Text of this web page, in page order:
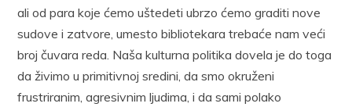
ali od para koje ćemo uštedeti ubrzo ćemo graditi nove
sudove i zatvore, umesto bibliotekara trebaće nam veći
broj čuvara reda. Naša kulturna politika dovela je do toga
da živimo u primitivnoj sredini, da smo okruženi
frustriranim, agresivnim ljudima, i da sami polako